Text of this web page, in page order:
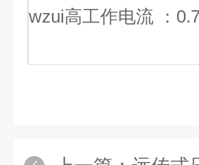
wzui高工作电流 ：